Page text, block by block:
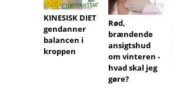
KINESISK DIET
gendanner
balancen i
kroppen
Rød,
brændende
ansigtshud
om vinteren -
hvad skal jeg
gøre?